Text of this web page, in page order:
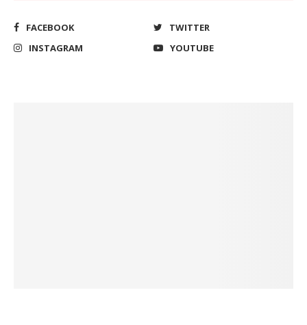
FACEBOOK
TWITTER
INSTAGRAM
YOUTUBE